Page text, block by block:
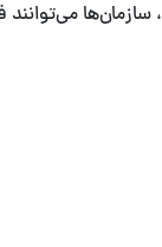
(ایزو ۲۷۰۰۱) می‌باشد. با اطلاع از